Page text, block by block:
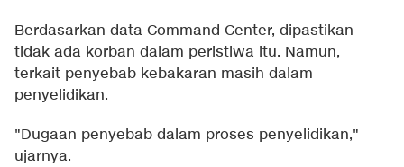
Berdasarkan data Command Center, dipastikan
tidak ada korban dalam peristiwa itu. Namun,
terkait penyebab kebakaran masih dalam
penyelidikan.
"Dugaan penyebab dalam proses penyelidikan,"
ujarnya.